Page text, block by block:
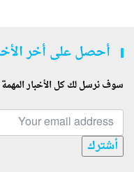
أحصل على أخر
سوف نرسل لك كل الأخبار
أشترك